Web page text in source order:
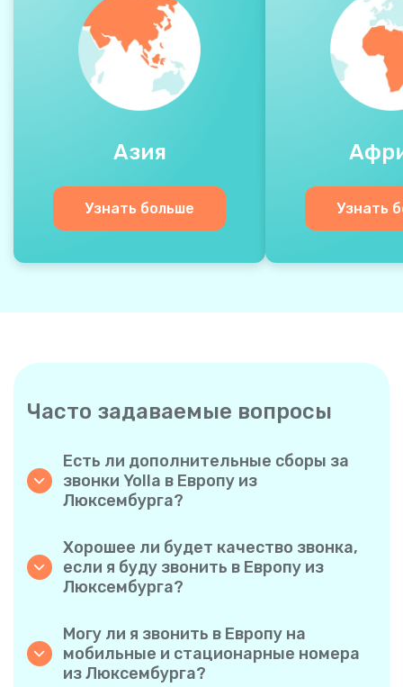
Азия
Узнать больше Узнать
Часто задаваемые вопросы
Есть ли дополнительные сборы за
звонки Yolla в Европу из
Люксембурга?
поминутной оплаты, поэтому вы платите
только за время разговора. Никаких
скрытых комиссий, обязательных
ежемесячных подписок или платы за
Хорошее ли будет качество звонка,
если я буду звонить в Европу из
Люксембурга?
у вас будет ощущение, что вы
разговариваете с человеком в одном
городе, даже если он находится на другом
Могу ли я звонить в Европу на
мобильные и стационарные номера
из Люксембурга?